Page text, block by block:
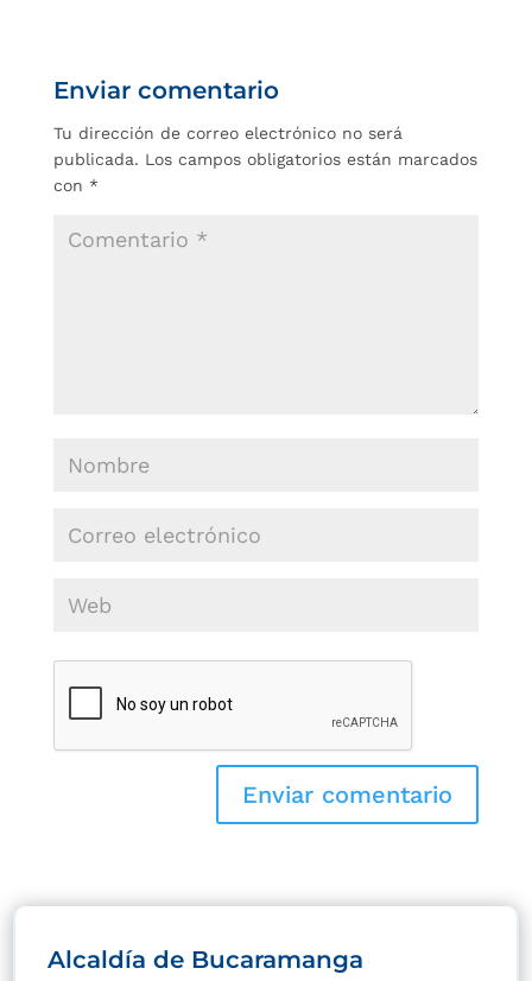
Enviar comentario
Tu dirección de correo electrónico no será
publicada. Los campos obligatorios están marcados
con *
Alcaldía de Bucaramanga